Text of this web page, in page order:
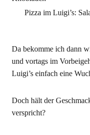
Pizza im Luigi’s:
Da bekomme ich dann
und vortags im
Luigi’s einfach eine
Doch hält der
verspricht?